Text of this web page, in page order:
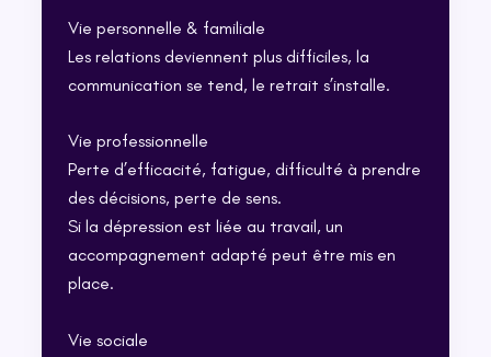
Vie personnelle & familiale
Les relations deviennent plus difficiles, la
communication se tend, le retrait s’installe.
Vie professionnelle
Perte d’efficacité, fatigue, difficulté à prendre
des décisions, perte de sens.
Si la dépression est liée au travail, un
accompagnement adapté peut être mis en
place.
Vie sociale